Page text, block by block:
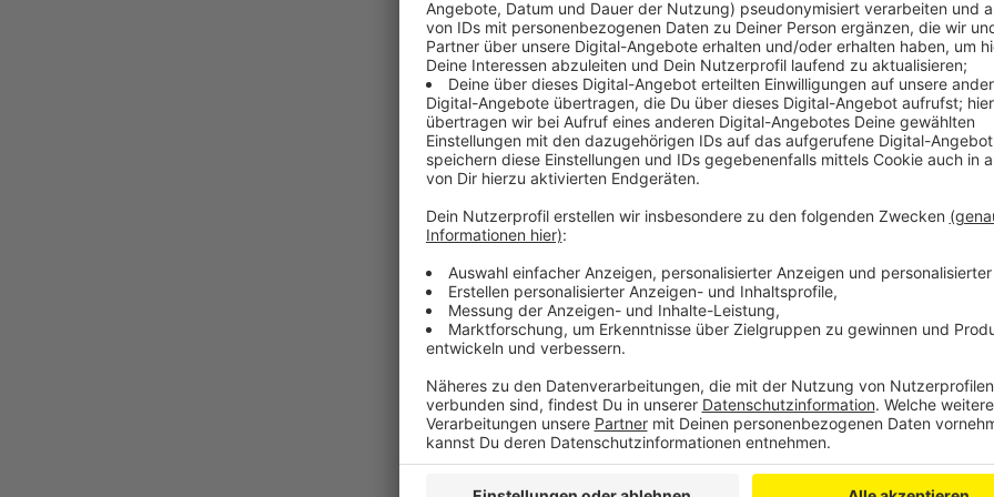
Man(n) zieht von Fest zu Fest - Frau
Anzeige
Aktuell kannst du ja fast jedes Wochenende
Herrliche Zeit.
Daily Hannes:
Anzeige